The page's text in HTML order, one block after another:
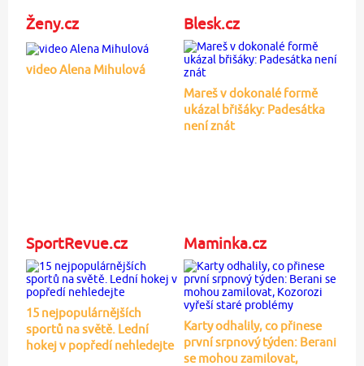
Ženy.cz
video Alena Mihulová
Blesk.cz
Mareš v dokonalé formě
ukázal břišáky: Padesátka
není znát
SportRevue.cz
15 nejpopulárnějších
sportů na světě. Lední
hokej v popředí nehledejte
Maminka.cz
Karty odhalily, co přinese
první srpnový týden: Berani
se mohou zamilovat,